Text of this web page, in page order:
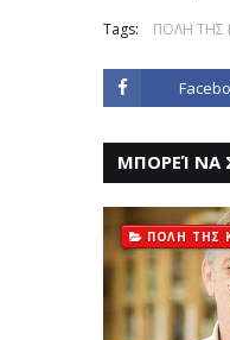
Tags: ΠΟΛΗ ΤΗΣ
ΜΠΟΡΕΊ ΝΑ
ΠΟΛΗ ΤΗΣ